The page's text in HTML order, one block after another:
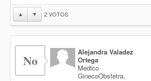
▲ ▼ 2VOTOS
No
Alejandra Valadez
Ortega
Medico
GinecoObstetra,